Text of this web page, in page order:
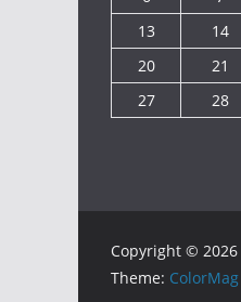
13
14
20
21
27
28
Copyright © 2026
Theme: ColorMag